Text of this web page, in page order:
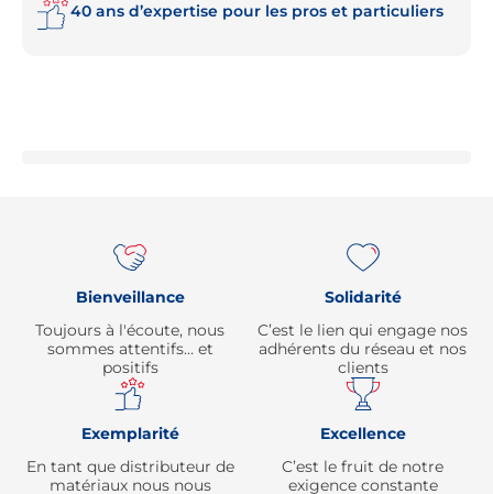
40 ans d’expertise pour les pros et particuliers
Bienveillance
Toujours à l'écoute, nous
sommes attentifs… et
positifs
Solidarité
C’est le lien qui engage nos
adhérents du réseau et nos
clients
Exemplarité
En tant que distributeur de
matériaux nous nous
Excellence
C’est le fruit de notre
exigence constante